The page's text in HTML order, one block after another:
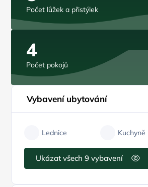
Počet lůžek a přistýlek
4
Počet pokojů
Vybavení ubytování
Lednice Kuchyně
Ukázat všech 9 vybavení